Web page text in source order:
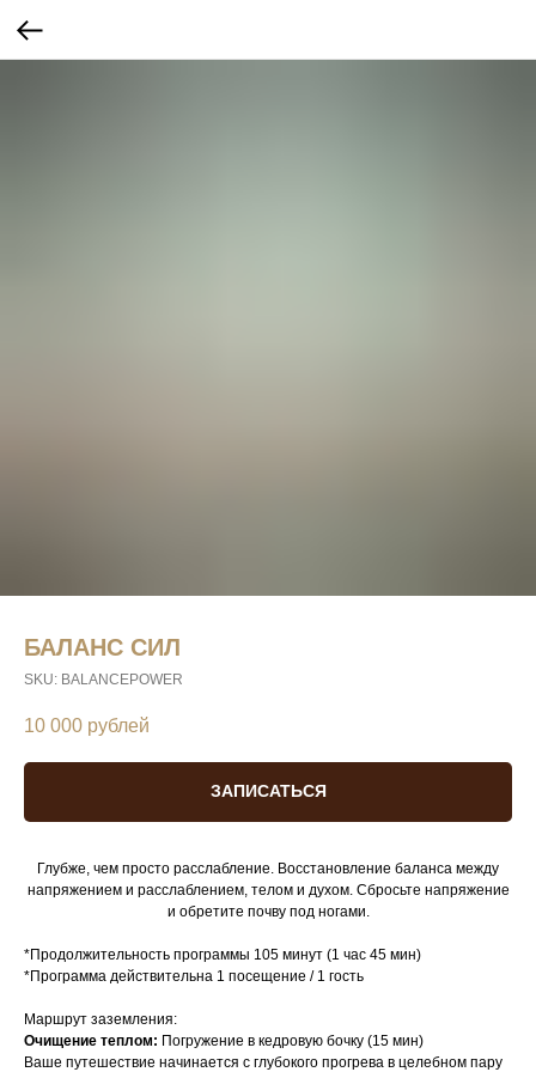
БАЛАНС СИЛ
SKU: BALANCEPOWER
10 000 рублей
ЗАПИСАТЬСЯ
Глубже, чем просто расслабление. Восстановление баланса между
напряжением и расслаблением, телом и духом. Сбросьте напряжение
и обретите почву под ногами.
*Продолжительность программы 105 минут (1 час 45 мин)
*Программа действительна 1 посещение / 1 гость
Маршрут заземления:
Очищение теплом: Погружение в кедровую бочку (15 мин)
Ваше путешествие начинается с глубокого прогрева в целебном пару